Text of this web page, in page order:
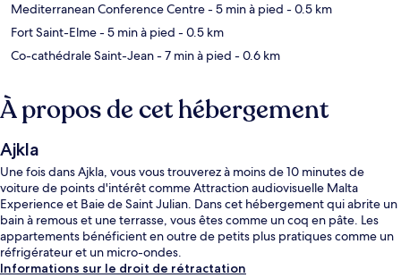
Mediterranean Conference Centre- 5 min à pied - 0.5 km
Fort Saint-Elme- 5 min à pied - 0.5 km
Co-cathédrale Saint-Jean- 7 min à pied - 0.6 km
À propos de cet hébergement
Ajkla
Une fois dans Ajkla, vous vous trouverez à moins de 10 minutes de
voiture de points d'intérêt comme Attraction audiovisuelle Malta
Experience et Baie de Saint Julian. Dans cet hébergement qui abrite un
bain à remous et une terrasse, vous êtes comme un coq en pâte. Les
appartements bénéficient en outre de petits plus pratiques comme un
réfrigérateur et un micro-ondes.
Informations sur le droit de rétractation